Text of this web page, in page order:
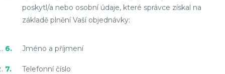
poskytl/a nebo osobní údaje, které správce získal na
základě plnění Vaší objednávky:
Jméno a příjmení
Telefonní číslo